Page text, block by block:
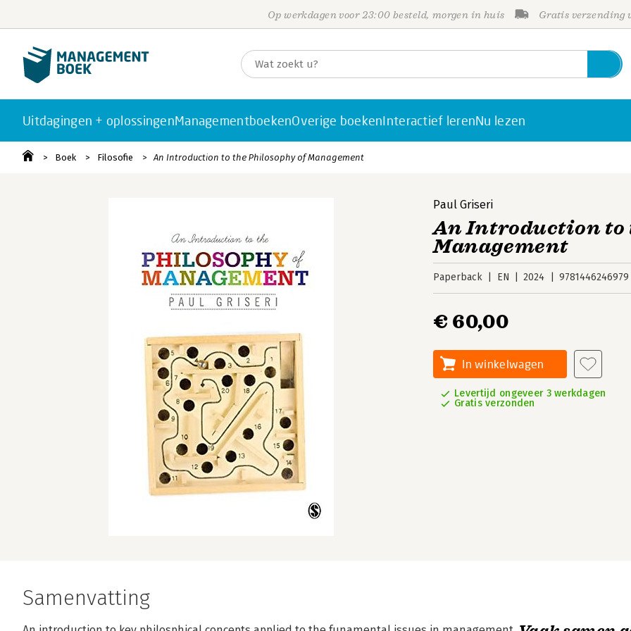
Op werkdagen voor 23:00 besteld, morgen in huis Gratis verzending
Uitdagingen + oplossingenManagementboekenOverige boekenInteractief lerenNu lezen
Boek Filosofie An Introduction to the Philosophy of Management
Paul Griseri
An Introduction to
Management
Paperback EN 2024 9781446246979
€ 60,00
In winkelwagen
Levertijd ongeveer 3 werkdagen
Gratis verzonden
Samenvatting